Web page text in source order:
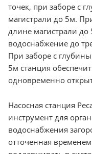
точек, при заборе с
магистрали до 5м.
длине магистрали до
водоснабжение до
При заборе с
5м станция
одновременно
Насосная станция
инструмент для
водоснабжения
отточенная